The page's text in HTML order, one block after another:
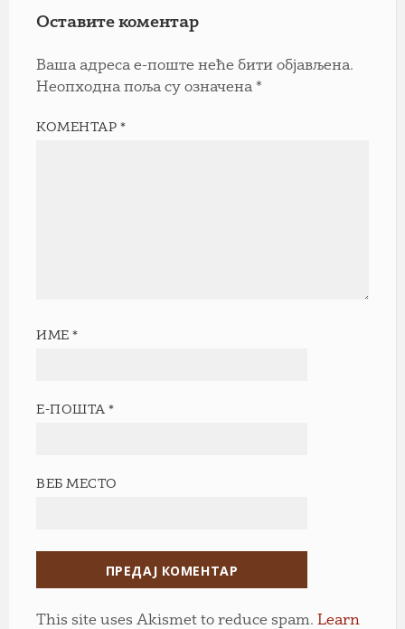
Оставите коментар
Ваша адреса е-поште неће бити објављена.
Неопходна поља су означена *
КОМЕНТАР*
ИМЕ*
Е-ПОШТА*
ВЕБ МЕСТО
This site uses Akismet to reduce spam. Learn